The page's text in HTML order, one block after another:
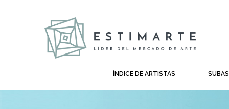
ÍNDICE DE ARTISTAS